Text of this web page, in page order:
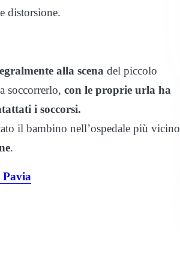
distorsione.
alla scena del piccolo
soccorrerlo, con le proprie urla ha
i soccorsi.
il bambino nell’ospedale più vicino
.
Pavia